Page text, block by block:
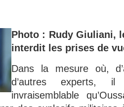
Photo : Rudy Giuliani,
interdit les prises de
Dans la mesure où,
d’autres
invraisemblable